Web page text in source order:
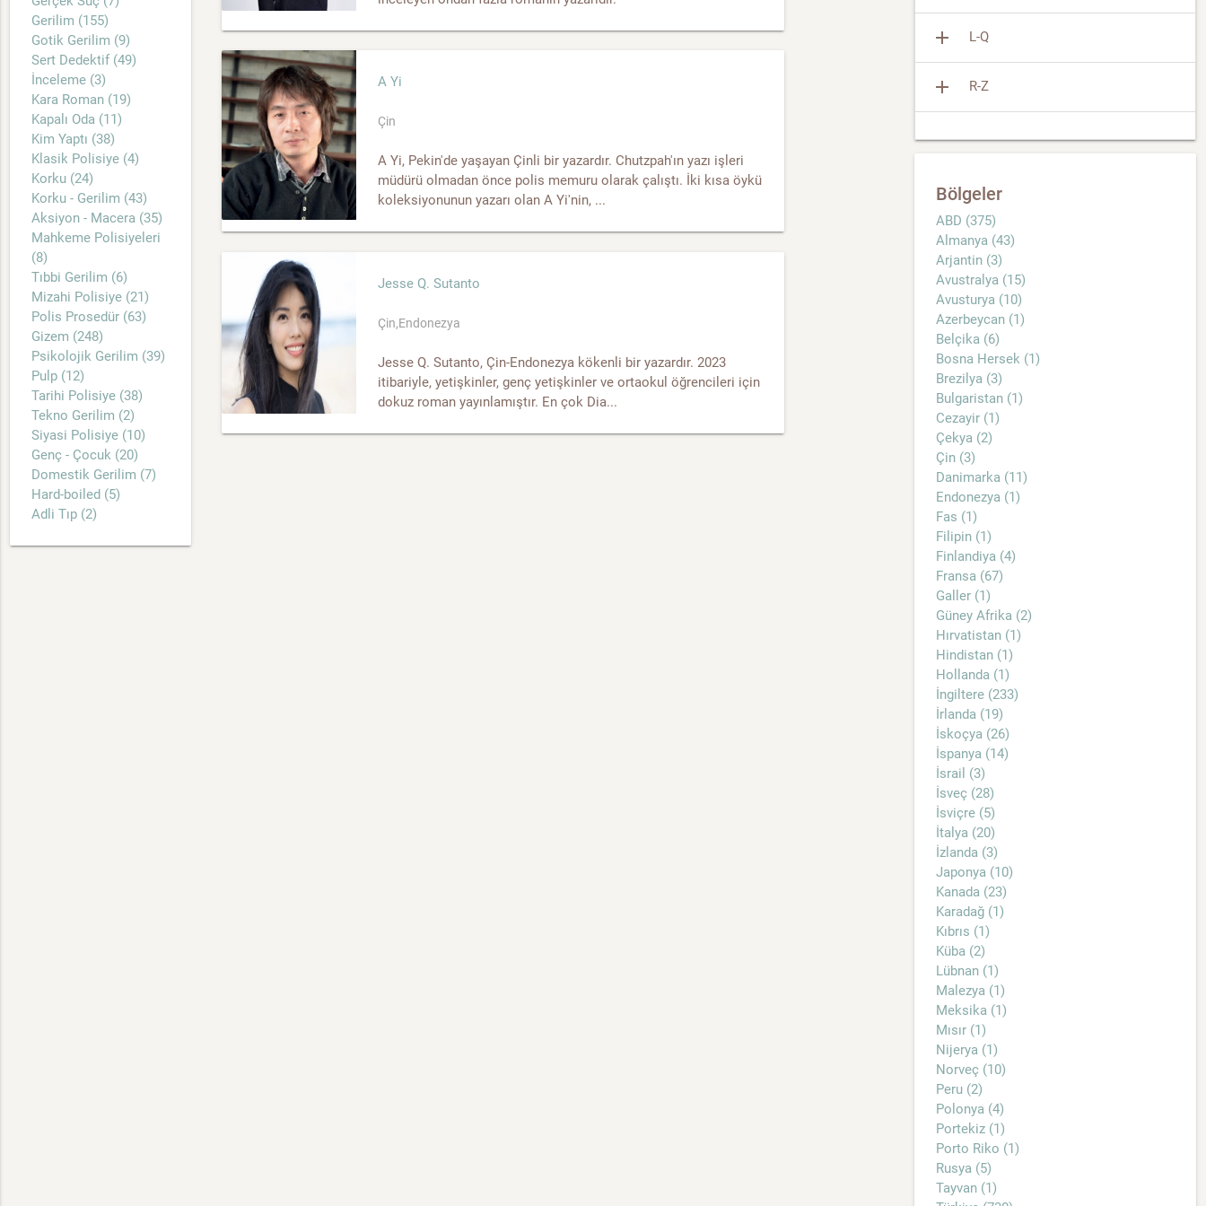
Gerilim (155)
Gotik Gerilim (9)
Sert Dedektif (49)
İnceleme (3)
Kara Roman (19)
Kapalı Oda (11)
Kim Yaptı (38)
Klasik Polisiye (4)
Korku (24)
Korku - Gerilim (43)
Aksiyon - Macera (35)
Mahkeme Polisiyeleri
(8)
Tıbbi Gerilim (6)
Mizahi Polisiye (21)
Polis Prosedür (63)
Gizem (248)
Psikolojik Gerilim (39)
Pulp (12)
Tarihi Polisiye (38)
Tekno Gerilim (2)
Siyasi Polisiye (10)
Genç - Çocuk (20)
Domestik Gerilim (7)
Hard-boiled (5)
Adli Tıp (2)
A Yi
Çin
A Yi, Pekin'de yaşayan Çinli bir yazardır. Chutzpah'ın yazı işleri
müdürü olmadan önce polis memuru olarak çalıştı. İki kısa öykü
koleksiyonunun yazarı olan A Yi'nin, ...
Jesse Q. Sutanto
Çin,Endonezya
Jesse Q. Sutanto, Çin-Endonezya kökenli bir yazardır. 2023
itibariyle, yetişkinler, genç yetişkinler ve ortaokul öğrencileri için
dokuz roman yayınlamıştır. En çok Dia...
add L-Q
add R-Z
Bölgeler
ABD (375)
Almanya (43)
Arjantin (3)
Avustralya (15)
Avusturya (10)
Azerbeycan (1)
Belçika (6)
Bosna Hersek (1)
Brezilya (3)
Bulgaristan (1)
Cezayir (1)
Çekya (2)
Çin (3)
Danimarka (11)
Endonezya (1)
Fas (1)
Filipin (1)
Finlandiya (4)
Fransa (67)
Galler (1)
Güney Afrika (2)
Hırvatistan (1)
Hindistan (1)
Hollanda (1)
İngiltere (233)
İrlanda (19)
İskoçya (26)
İspanya (14)
İsrail (3)
İsveç (28)
İsviçre (5)
İtalya (20)
İzlanda (3)
Japonya (10)
Kanada (23)
Karadağ (1)
Kıbrıs (1)
Küba (2)
Lübnan (1)
Malezya (1)
Meksika (1)
Mısır (1)
Nijerya (1)
Norveç (10)
Peru (2)
Polonya (4)
Portekiz (1)
Porto Riko (1)
Rusya (5)
Tayvan (1)